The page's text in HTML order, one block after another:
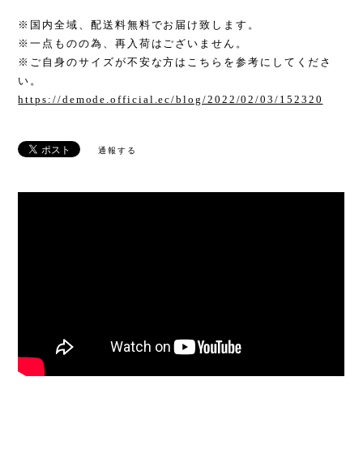
※国内全域、配送料無料でお届け致します。
※一点ものの為、再入荷はございません。
※ご自身のサイズが不安な方はこちらを参考にしてくださ
い。
https://demode.official.ec/blog/2022/02/03/152320
通報する